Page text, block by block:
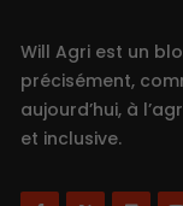
Will Agri est un
précisément,
aujourd’hui, à
et inclusive.